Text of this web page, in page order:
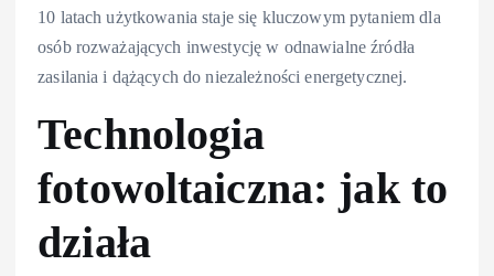
10 latach użytkowania staje się kluczowym pytaniem dla
osób rozważających inwestycję w odnawialne źródła
zasilania i dążących do niezależności energetycznej.
Technologia
fotowoltaiczna: jak to
działa